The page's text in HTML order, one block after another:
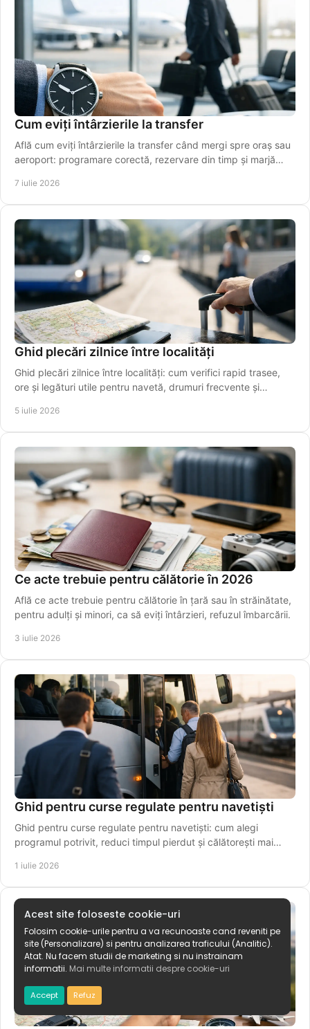
Cum eviți întârzierile la transfer
Află cum eviți întârzierile la transfer când mergi spre oraș sau
aeroport: programare corectă, rezervare din timp și marjă
7 iulie 2026
Ghid plecări zilnice între localități
Ghid plecări zilnice între localități: cum verifici rapid trasee,
ore și legături utile pentru navetă, drumuri frecvente și
5 iulie 2026
Ce acte trebuie pentru călătorie în 2026
Află ce acte trebuie pentru călătorie în țară sau în străinătate,
pentru adulți și minori, ca să eviți întârzieri, refuzul îmbarcării.
3 iulie 2026
Ghid pentru curse regulate pentru navetiști
Ghid pentru curse regulate pentru navetiști: cum alegi
programul potrivit, reduci timpul pierdut și călătorești mai
1 iulie 2026
Acest site foloseste cookie-uri
Folosim cookie-urile pentru a va recunoaste cand reveniti pe
site (Personalizare) si pentru analizarea traficului (Analitic).
Atat. Nu facem studii de marketing si nu instrainam
informatii. Mai multe informatii despre cookie-uri
Accept Refuz